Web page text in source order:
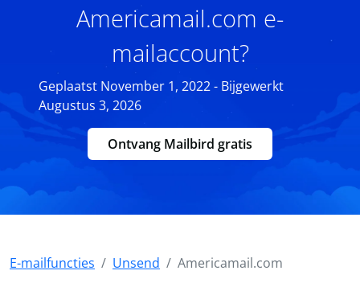
Americamail.com e-
mailaccount?
Geplaatst November 1, 2022 - Bijgewerkt
Augustus 3, 2026
Ontvang Mailbird gratis
E-mailfuncties Unsend Americamail.com